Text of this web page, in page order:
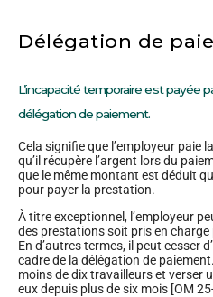
Délégation de
L’incapacité temporaire est payée
délégation de paiement.
Cela signifie que l’employeur paie
qu’il récupère l’argent lors du
que le même montant est déduit
pour payer la prestation.
À titre exceptionnel, l’employeur
des prestations soit pris en charge
En d’autres termes, il peut cesser
cadre de la délégation de
moins de dix travailleurs et verser
eux depuis plus de six mois [OM